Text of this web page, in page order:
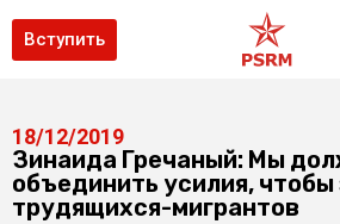
Вступить
18/12/2019
Зинаида Гречаный: Мы
объединить усилия,
трудящихся-мигрантов